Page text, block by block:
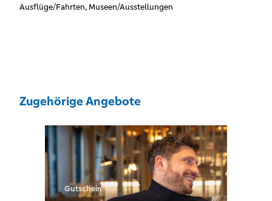
Ausflüge/Fahrten, Museen/Ausstellungen
Zugehörige Angebote
Gutschein